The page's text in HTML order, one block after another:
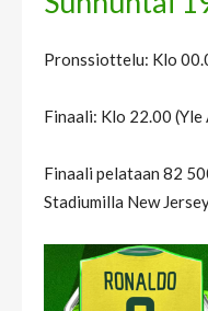
Pronssiottelu: Klo
Finaali: Klo 22.00 (Yle
Finaali pelataan 82
Stadiumilla New